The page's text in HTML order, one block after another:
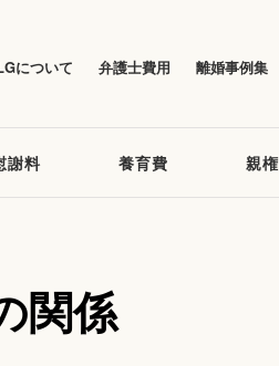
について 弁護士費用 離婚事例集
謝料 養育費 親権
関係